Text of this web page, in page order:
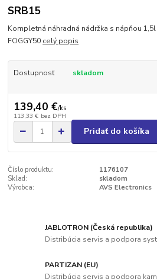
SRB15
Kompletná náhradná nádržka s nápňou
FOGGY50 celý popis
Dostupnosť skladom
139,40 €/ks
113,33 € bez DPH
Pridať do košíka
Číslo produktu:
1176107
Sklad:
skladom
Výrobca:
AVS Electronics
JABLOTRON (Česká republika)
Distribúcia servis a podpora
PARTIZAN (EU)
Distribúcia servis a podpora